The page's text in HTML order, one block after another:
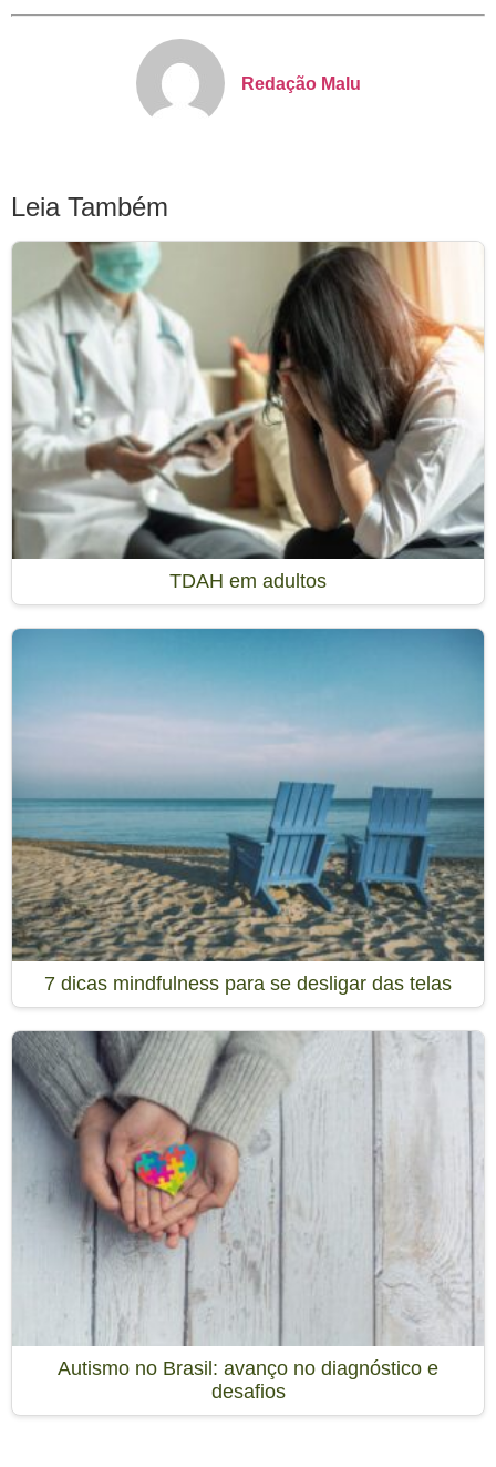
Redação Malu
Leia Também
TDAH em adultos
7 dicas mindfulness para se desligar das telas
Autismo no Brasil: avanço no diagnóstico e
desafios